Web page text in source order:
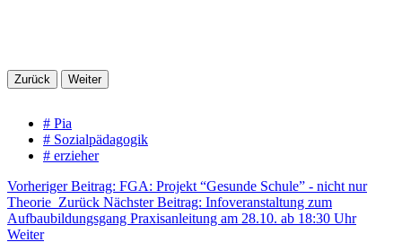
Zurück Weiter
# Pia
# Sozialpädagogik
# erzieher
Vorheriger Beitrag: FGA: Projekt “Gesunde Schule” - nicht nur
Theorie Zurück Nächster Beitrag: Infoveranstaltung zum
Aufbaubildungsgang Praxisanleitung am 28.10. ab 18:30 Uhr
Weiter